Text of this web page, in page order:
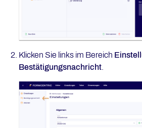
Klicken Sie links im Bereich
Bestätigungsnachricht.